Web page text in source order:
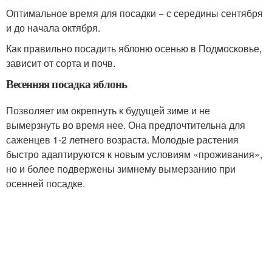
Оптимальное время для посадки − с середины сентября
и до начала октября.
Как правильно посадить яблоню осенью в Подмосковье,
зависит от сорта и почв.
Весенняя посадка яблонь
Позволяет им окрепнуть к будущей зиме и не
вымерзнуть во время нее. Она предпочтительна для
саженцев 1-2 летнего возраста. Молодые растения
быстро адаптируются к новым условиям «проживания»,
но и более подвержены зимнему вымерзанию при
осенней посадке.